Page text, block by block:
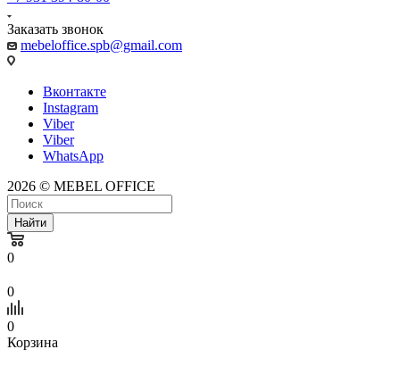
Заказать звонок
mebeloffice.spb@gmail.com
Вконтакте
Instagram
Viber
Viber
WhatsApp
2026 © MEBEL OFFICE
Найти
0
0
0
Корзина